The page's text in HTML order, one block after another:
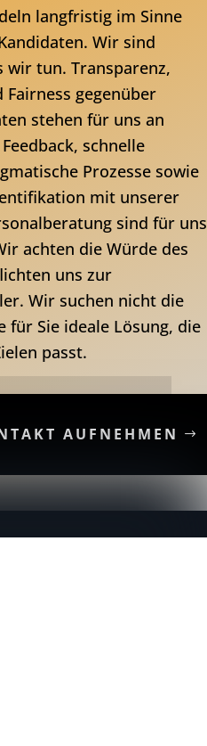
langfristig im Sinne
Wir sind
wir tun. Transparenz,
gegenüber
stehen für uns an
schnelle
Prozesse sowie
mit unserer
sind für uns
achten die Würde des
uns zur
Wir suchen nicht die
für Sie ideale Lösung, die
passt.
AUFNEHMEN